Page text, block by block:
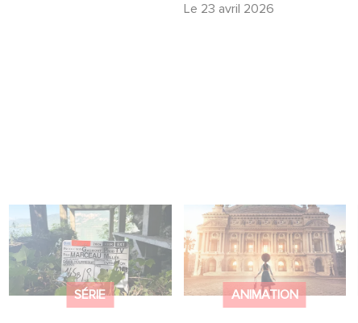
Le 23 avril 2026
SÉRIE
Le tournage de la
mini-série Le Roman
de Marceau Miller a
débuté
ANIMATION
Gaumont et Good
Hero annoncent la
suite de Ballerina